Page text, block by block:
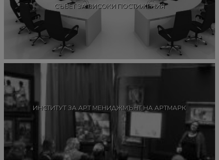
СЪВЕТ ЗА ВИСОКИ ПОСТИЖЕНИЯ
ИНСТИТУТ ЗА АРТ МЕНИДЖМЪНТ НА АРТМАРК